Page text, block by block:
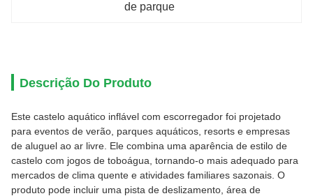
de parque
Descrição Do Produto
Este castelo aquático inflável com escorregador foi projetado
para eventos de verão, parques aquáticos, resorts e empresas
de aluguel ao ar livre. Ele combina uma aparência de estilo de
castelo com jogos de toboágua, tornando-o mais adequado para
mercados de clima quente e atividades familiares sazonais. O
produto pode incluir uma pista de deslizamento, área de